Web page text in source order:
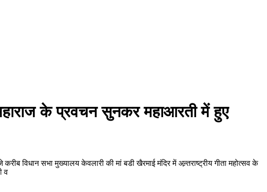
महाराज के प्रवचन सुनकर महाआरती में हुए
विधान सभा मुख्यालय केवलारी की मां बडी खैरमाई मंदिर में अन्र्तराष्ट्रीय गीता महोत्सव के
व